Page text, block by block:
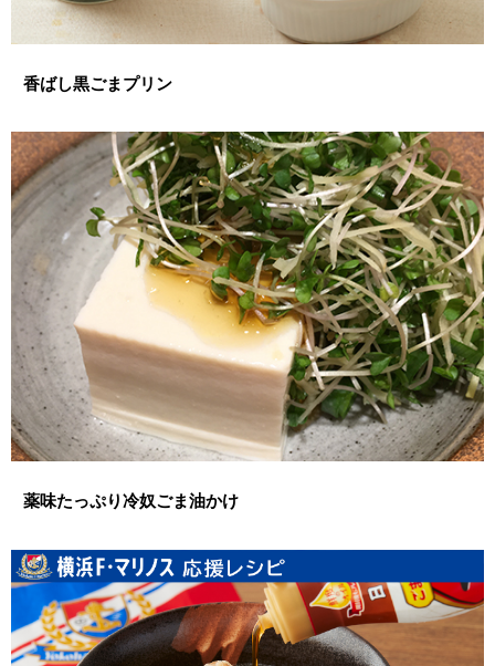
香ばし黒ごまプリン
薬味たっぷり冷奴ごま油かけ